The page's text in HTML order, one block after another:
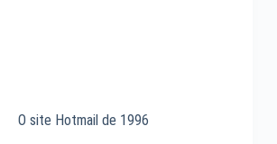
O site Hotmail de 1996